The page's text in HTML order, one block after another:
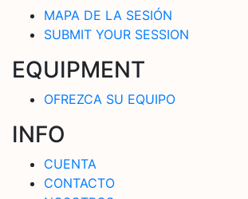
MAPA DE LA SESIÓN
SUBMIT YOUR SESSION
EQUIPMENT
OFREZCA SU EQUIPO
INFO
CUENTA
CONTACTO